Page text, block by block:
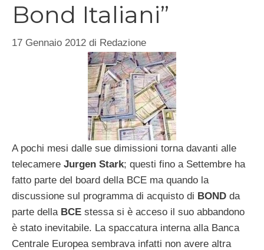
Bond Italiani”
17 Gennaio 2012 di Redazione
A pochi mesi dalle sue dimissioni torna davanti alle
telecamere Jurgen Stark; questi fino a Settembre ha
fatto parte del board della BCE ma quando la
discussione sul programma di acquisto di BOND da
parte della BCE stessa si è acceso il suo abbandono
è stato inevitabile. La spaccatura interna alla Banca
Centrale Europea sembrava infatti non avere altra